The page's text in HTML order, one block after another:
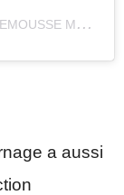
U
NE PUBLICATION PARTAGÉE PAR PAMPLEMOUSSE MÉDIA (@PAMPLEMOUSSEMEDIA)
a aussi